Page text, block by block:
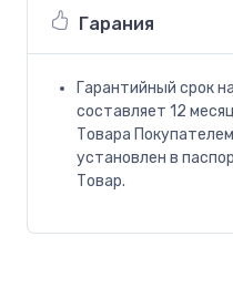
Гарания
Гарантийный срок
составляет 12
Товара
установлен в
Товар.